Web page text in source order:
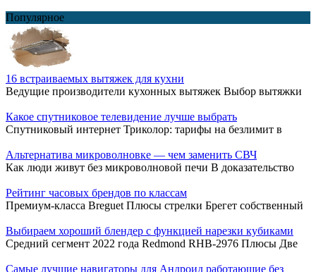
Популярное
16 встраиваемых вытяжек для кухни
Ведущие производители кухонных вытяжек Выбор вытяжки
Какое спутниковое телевидение лучше выбрать
Спутниковый интернет Триколор: тарифы на безлимит в
Альтернатива микроволновке — чем заменить СВЧ
Как люди живут без микроволновой печи В доказательство
Рейтинг часовых брендов по классам
Премиум-класса Breguet Плюсы стрелки Брегет собственный
Выбираем хороший блендер с функцией нарезки кубиками
Средний сегмент 2022 года Redmond RHB-2976 Плюсы Две
Самые лучшие навигаторы для Андроид работающие без